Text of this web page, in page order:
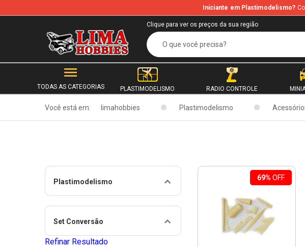
Iniciante em Plastimodelismo?
Clique para ver os preços da sua região
TODAS AS CATEGORIAS PLASTIMODELISMO RADIO CONTROLE
Você está em: limahobbies Plastimodelismo
Plastimodelismo
Set Conversão
Refinar Resultado
69% OFF